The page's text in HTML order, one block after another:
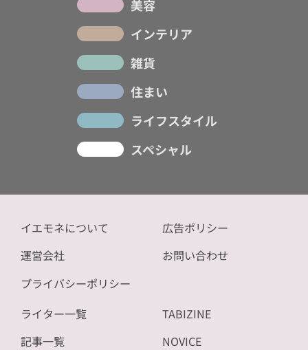
美容
インテリア
雑貨
住まい
ライフスタイル
スペシャル
イエモネについて
運営会社
プライバシーポリシー
広告ポリシー
お問い合わせ
ライター一覧
記事一覧
TABIZINE
NOVICE